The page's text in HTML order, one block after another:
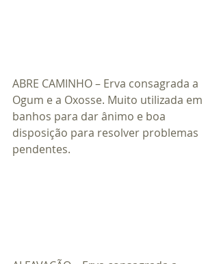
ABRE CAMINHO – Erva consagrada a
Ogum e a Oxosse. Muito utilizada em
banhos para dar ânimo e boa
disposição para resolver problemas
pendentes.